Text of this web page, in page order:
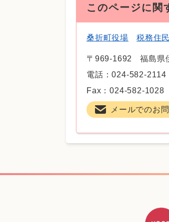
このページに関
桑折町役場 税務住
〒969-1692
福島県
電話：024-582-2114
Fax：024-582-1028
メールでのお